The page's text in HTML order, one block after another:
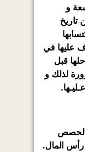
و
من تاريخ
عليها في
قبل
لذلك و
الحصص
رأس المال.